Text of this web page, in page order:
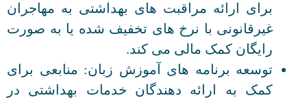
برای ارائه مراقبت های بهداشتی به مهاجران
غیرقانونی با نرخ های تخفیف شده یا به صورت
رایگان کمک مالی می کند.
توسعه برنامه های آموزش زبان: منابعی برای
کمک به ارائه دهندگان خدمات بهداشتی در